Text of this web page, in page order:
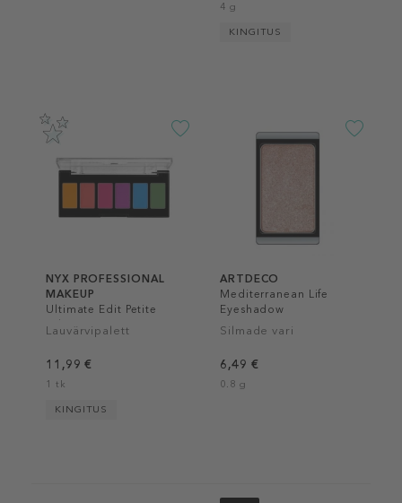
4 g
KINGITUS
NYX PROFESSIONAL
MAKEUP
Ultimate Edit Petite
Palette
Lauvärvipalett
11,99 €
1 tk
KINGITUS
ARTDECO
Mediterranean Life
Eyeshadow
Silmade vari
6,49 €
0.8 g